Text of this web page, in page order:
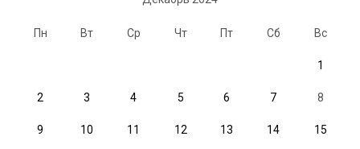
Пн Вт Ср Чт Пт Сб Вс
1
2 3 4 5 6 7 8
9 10 11 12 13 14 15